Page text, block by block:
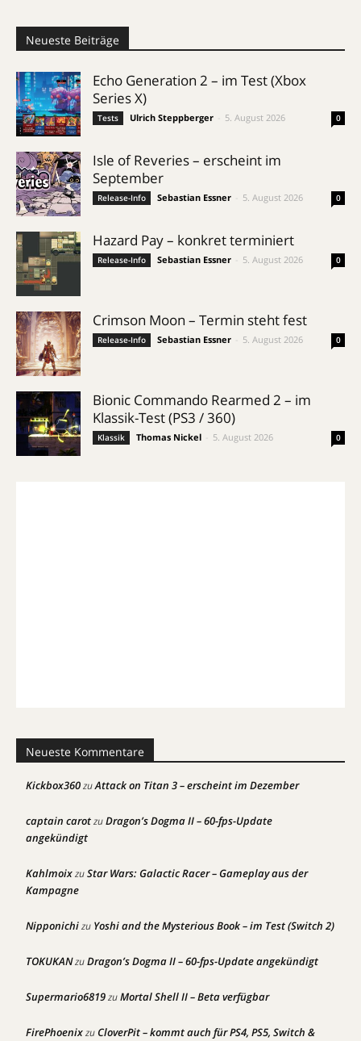
Neueste Beiträge
Echo Generation 2 – im Test (Xbox
Series X)
Tests Ulrich Steppberger 5. August 2026 0
Isle of Reveries – erscheint im
September
Release-Info Sebastian Essner 5. August 2026 0
Hazard Pay – konkret terminiert
Release-Info Sebastian Essner 5. August 2026 0
Crimson Moon – Termin steht fest
Release-Info Sebastian Essner 5. August 2026 0
Bionic Commando Rearmed 2 – im
Klassik-Test (PS3 / 360)
Klassik Thomas Nickel 5. August 2026 0
Neueste Kommentare
Kickbox360zuAttack on Titan 3 – erscheint im Dezember
captain carotzuDragon’s Dogma II – 60-fps-Update
angekündigt
KahlmoixzuStar Wars: Galactic Racer – Gameplay aus der
Kampagne
Nipponichizu Yoshi and the Mysterious Book – im Test (Switch 2)
TOKUKANzuDragon’s Dogma II – 60-fps-Update angekündigt
Supermario6819zuMortal Shell II – Beta verfügbar
FirePhoenixzuCloverPit – kommt auch für PS4, PS5, Switch &